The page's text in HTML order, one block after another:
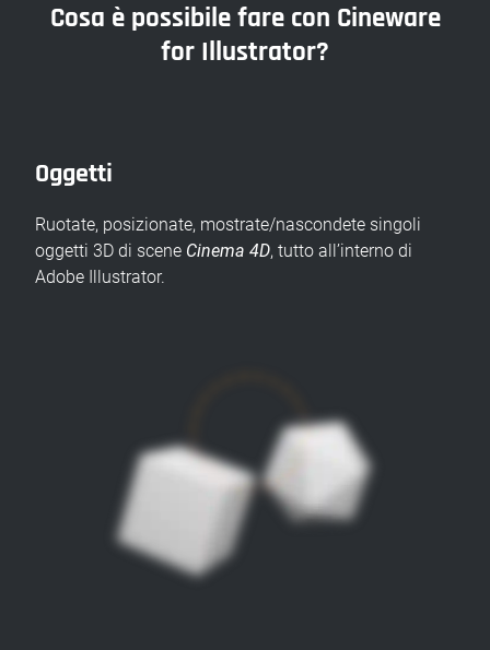
Cosa è possibile fare con Cineware
for Illustrator?
Oggetti
Ruotate, posizionate, mostrate/nascondete singoli
oggetti 3D di scene Cinema 4D, tutto all’interno di
Adobe Illustrator.